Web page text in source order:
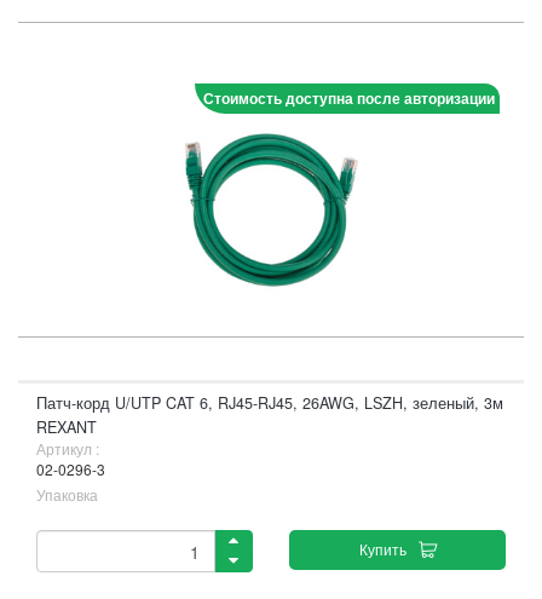
Стоимость доступна после авторизации
Патч-корд U/UTP CAT 6, RJ45-RJ45, 26AWG, LSZH, зеленый, 3м
REXANT
Артикул :
02-0296-3
Упаковка
Купить